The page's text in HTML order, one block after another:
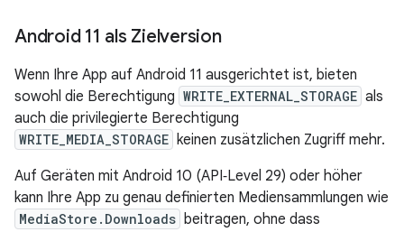
Android 11 als Zielversion
Wenn Ihre App auf Android 11 ausgerichtet ist, bieten
sowohl die Berechtigung WRITE_EXTERNAL_STORAGE als
auch die privilegierte Berechtigung
WRITE_MEDIA_STORAGE keinen zusätzlichen Zugriff mehr.
Auf Geräten mit Android 10 (API‑Level 29) oder höher
kann Ihre App zu genau definierten Mediensammlungen wie
MediaStore.Downloads beitragen, ohne dass